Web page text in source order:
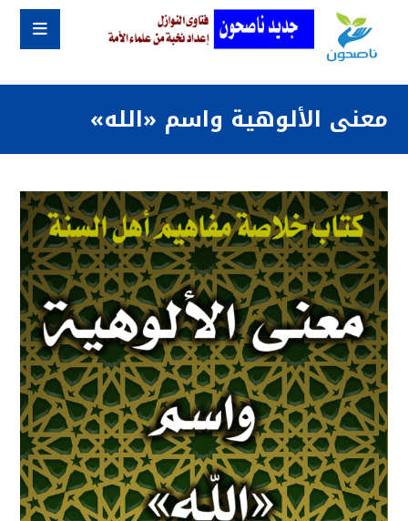
معنى الألوهية واسم «الله»